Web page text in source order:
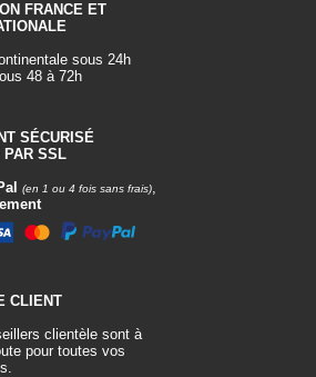
FRANCE ET
sous 24h
48 à 72h
SÉCURISÉ
PAR SSL
(en 1 ou 4 fois sans frais),
CLIENT
clientèle sont à
pour toutes vos